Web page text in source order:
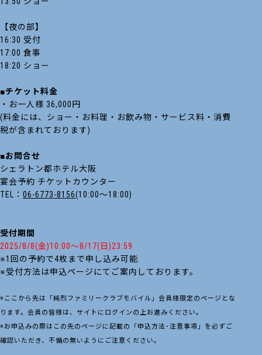
【夜の部】
16:30 受付
17:00 食事
18:20 ショー
■チケット料金
・お一人様 36,000円
(料金には、ショー・お料理・お飲み物・サービス料・消費
税が含まれております)
■お問合せ
シェラトン都ホテル大阪
宴会予約 チケットカウンター
TEL： 06-6773-8156(10:00～18:00)
受付期間
2025/8/8(金)10:00～8/17(日)23:59
※1回の予約で4枚まで申し込み可能
※受付方法は申込ページにてご案内しております。
※ここから先は「純烈ファミリークラブモバイル」会員様限定のページとな
ります。会員の皆様は、サイトにログインの上お進みください。
※お申込みの際はこの先のページに記載の「申込方法･注意事項」を必ずご
確認いただき、不備の無いようにご注意ください。